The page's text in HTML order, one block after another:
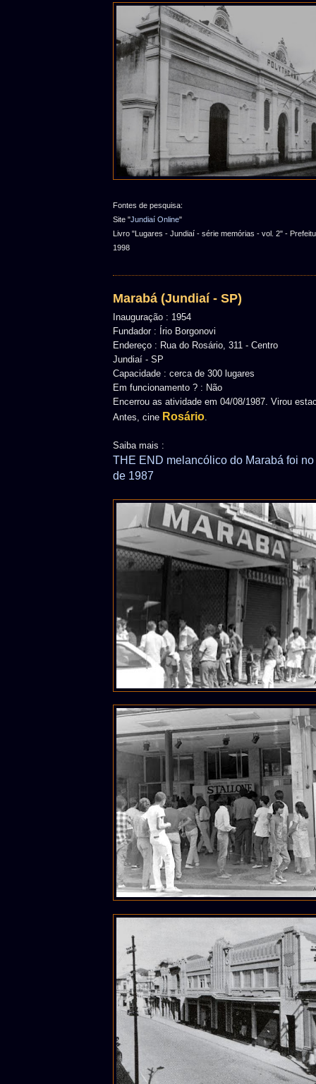
Fontes de pesquisa:
Site "Jundiaí Online"
Livro "Lugares - Jundiaí - série memórias - vol. 2" -
1998
Marabá (Jundiaí - SP)
Inauguração : 1954
Fundador : Írio Borgonovi
Endereço : Rua do Rosário, 311 - Centro
Jundiaí - SP
Capacidade : cerca de 300 lugares
Em funcionamento ? : Não
Encerrou as atividade em 04/08/1987. Virou
Antes, cine Rosário
Saiba mais :
THE END melancólico do Marabá foi
de 1987